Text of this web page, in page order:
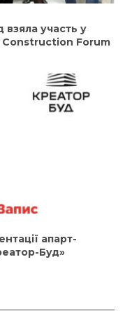
взяла участь у
Construction Forum
апарт-
Буд»